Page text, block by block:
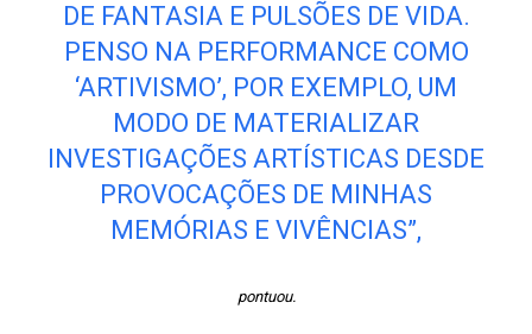
DE FANTASIA E PULSÕES DE VIDA.
PENSO NA PERFORMANCE COMO
‘ARTIVISMO’, POR EXEMPLO, UM
MODO DE MATERIALIZAR
INVESTIGAÇÕES ARTÍSTICAS DESDE
PROVOCAÇÕES DE MINHAS
MEMÓRIAS E VIVÊNCIAS”,
pontuou.